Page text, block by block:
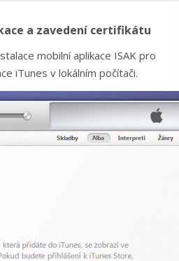
a zavedení certifikátu
mobilní aplikace ISAK pro
iTunes v lokálním počítači.